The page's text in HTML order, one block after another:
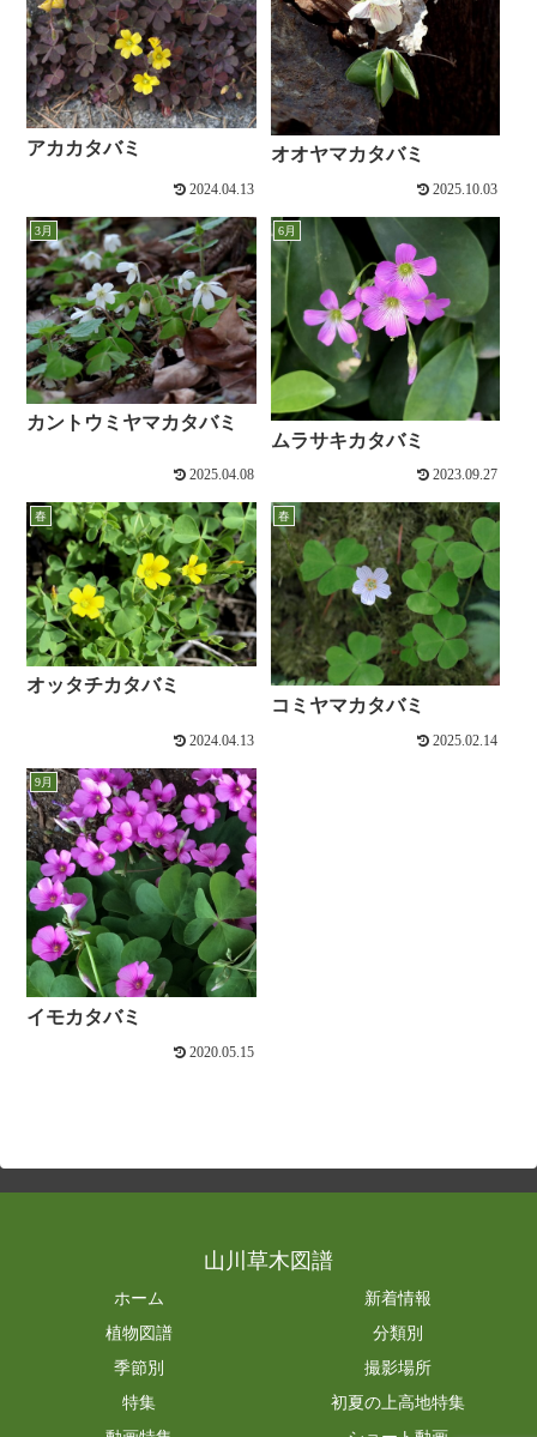
アカカタバミ
2024.04.13
オオヤマカタバミ
2025.10.03
3月
カントウミヤマカタバミ
2025.04.08
6月
ムラサキカタバミ
2023.09.27
春
オッタチカタバミ
2024.04.13
春
コミヤマカタバミ
2025.02.14
9月
イモカタバミ
2020.05.15
山川草木図譜
ホーム
新着情報
植物図譜
分類別
季節別
撮影場所
特集
初夏の上高地特集